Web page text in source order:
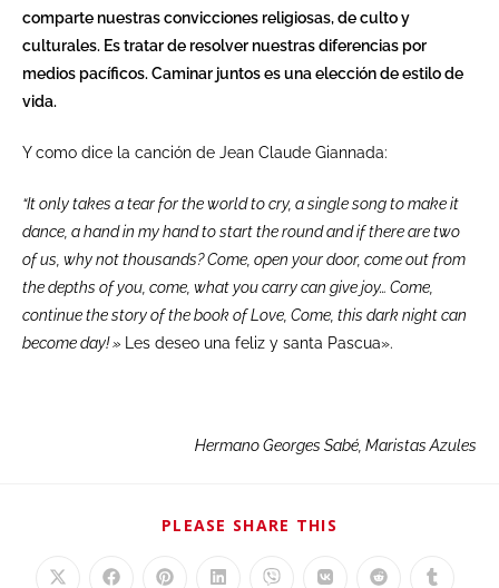
comparte nuestras convicciones religiosas, de culto y
culturales. Es tratar de resolver nuestras diferencias por
medios pacíficos.Caminar juntos es una elección de estilo de
vida.
Y como dice la canción de Jean Claude Giannada:
“It only takes a tear for the world to cry, a single song to make it
dance, a hand in my hand to start the round and if there are two
of us, why not thousands?Come, open your door, come out from
the depths of you, come, what you carry can give joy… Come,
continue the story of the book of Love, Come, this dark night can
become day! »
Les deseo una feliz y santa Pascua».
Hermano Georges Sabé, Maristas Azules
PLEASE SHARE THIS